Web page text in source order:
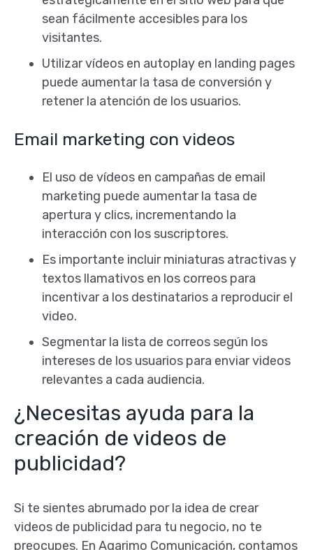
sean fácilmente accesibles para los
visitantes.
Utilizar vídeos en autoplay en landing pages
puede aumentar la tasa de conversión y
retener la atención de los usuarios.
Email marketing con videos
El uso de vídeos en campañas de email
marketing puede aumentar la tasa de
apertura y clics, incrementando la
interacción con los suscriptores.
Es importante incluir miniaturas atractivas y
textos llamativos en los correos para
incentivar a los destinatarios a reproducir el
video.
Segmentar la lista de correos según los
intereses de los usuarios para enviar videos
relevantes a cada audiencia.
¿Necesitas ayuda para la
creación de videos de
publicidad?
Si te sientes abrumado por la idea de crear
videos de publicidad para tu negocio, no te
preocupes. En Agarimo Comunicación, contamos